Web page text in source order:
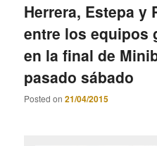
Herrera, Estepa y
entre los equipos
en la final de
pasado sábado
Posted on21/04/2015